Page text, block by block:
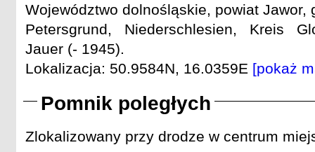
Województwo dolnośląskie, powiat Jawor,
Petersgrund, Niederschlesien, Kreis
Jauer (- 1945).
Lokalizacja: 50.9584N, 16.0359E [pokaż
Pomnik poległych
Zlokalizowany przy drodze w centrum